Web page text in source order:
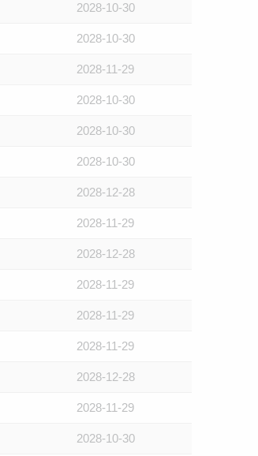
2028-10-30
2028-10-30
2028-11-29
2028-10-30
2028-10-30
2028-10-30
2028-12-28
2028-11-29
2028-12-28
2028-11-29
2028-11-29
2028-11-29
2028-12-28
2028-11-29
2028-10-30